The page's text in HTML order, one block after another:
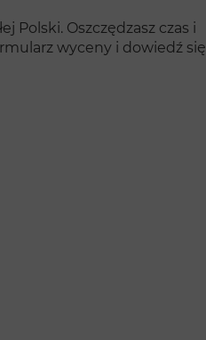
Polski. Oszczędzasz czas i
wyceny i dowiedź się